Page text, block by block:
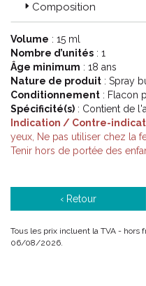
Composition
Volume : 15 ml
Nombre d’unités : 1
Âge minimum : 18 ans
Nature de produit : Spray
Conditionnement : Flacon
Spécificité(s) : Contient de
Indication / Contre-
yeux, Ne pas utiliser chez la
Tenir hors de portée des
‹ Retour
Tous les prix incluent la TVA - hors
06/08/2026.